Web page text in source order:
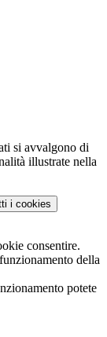
si avvalgono di
illustrate nella
i cookies
consentire.
della
potete